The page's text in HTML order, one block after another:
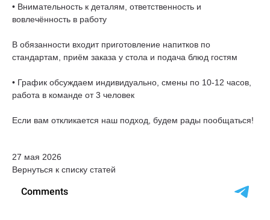
• Внимательность к деталям, ответственность и
вовлечённость в работу
В обязанности входит приготовление напитков по
стандартам, приём заказа у стола и подача блюд гостям
• График обсуждаем индивидуально, смены по 10-12 часов,
работа в команде от 3 человек
Если вам откликается наш подход, будем рады пообщаться!
27 мая 2026
Вернуться к списку статей